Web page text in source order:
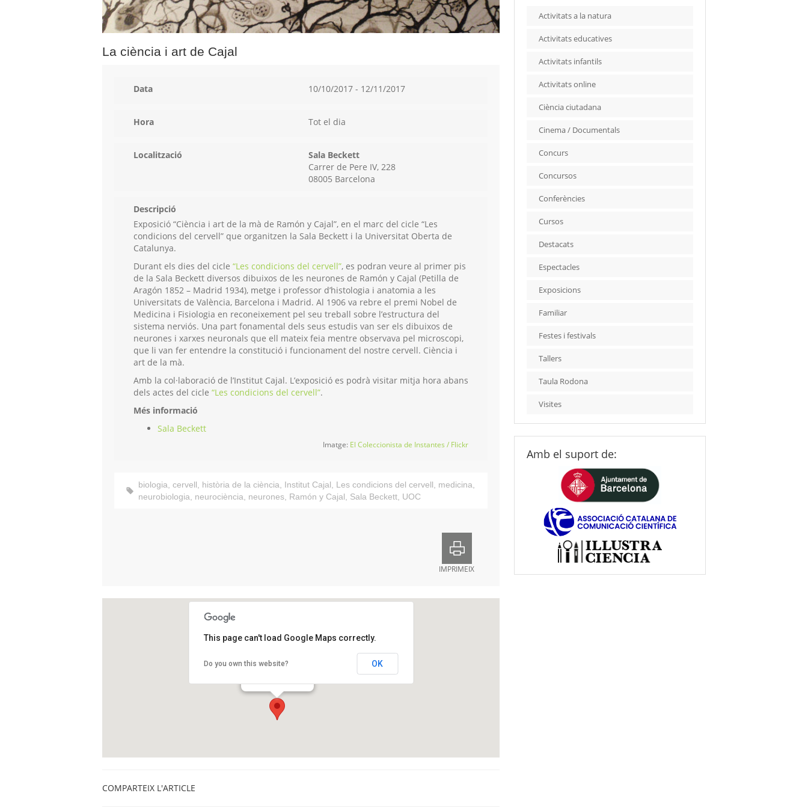
La ciència i art de Cajal
Data 10/10/2017 - 12/11/2017
Hora Tot el dia
Localització
Sala Beckett
Carrer de Pere IV, 228
08005 Barcelona
Descripció
Exposició “Ciència i art de la mà de Ramón y Cajal”, en el marc del cicle “Les
condicions del cervell” que organitzen la Sala Beckett i la Universitat Oberta de
Catalunya.
Durant els dies del cicle “Les condicions del cervell”, es podran veure al primer pis
de la Sala Beckett diversos dibuixos de les neurones de Ramón y Cajal (Petilla de
Aragón 1852 – Madrid 1934), metge i professor d’histologia i anatomia a les
Universitats de València, Barcelona i Madrid. Al 1906 va rebre el premi Nobel de
Medicina i Fisiologia en reconeixement pel seu treball sobre l’estructura del
sistema nerviós. Una part fonamental dels seus estudis van ser els dibuixos de
neurones i xarxes neuronals que ell mateix feia mentre observava pel microscopi,
que li van fer entendre la constitució i funcionament del nostre cervell. Ciència i
art de la mà.
Amb la col·laboració de l’Institut Cajal. L’exposició es podrà visitar mitja hora abans
dels actes del cicle “Les condicions del cervell”.
Més informació
Sala Beckett
Imatge: El Coleccionista de Instantes / Flickr
biologia, cervell, història de la ciència, Institut Cajal, Les condicions del cervell, medicina,
neurobiologia, neurociència, neurones, Ramón y Cajal, Sala Beckett, UOC
IMPRIMEIX
Carrer de Pere IV, 228
This page can't load Google Maps correctly.
Do you own this website? OK
COMPARTEIX L'ARTICLE
Activitats a la natura
Activitats educatives
Activitats infantils
Activitats online
Ciència ciutadana
Cinema / Documentals
Concurs
Concursos
Conferències
Cursos
Destacats
Espectacles
Exposicions
Familiar
Festes i festivals
Tallers
Taula Rodona
Visites
Amb el suport de: